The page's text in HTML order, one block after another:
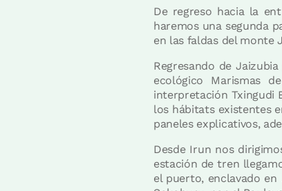
De regreso hacia la
haremos una segunda
en las faldas del monte
Regresando de
ecológico Marismas
interpretación Txingudi
los hábitats existentes
paneles explicativos,
Desde Irun nos
estación de tren
el puerto, enclavado